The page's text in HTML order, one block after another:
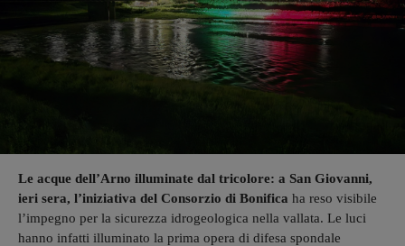
Le acque dell’Arno illuminate dal tricolore: a San Giovanni,
ieri sera, l’iniziativa del Consorzio di Bonifica ha reso visibile
l’impegno per la sicurezza idrogeologica nella vallata. Le luci
hanno infatti illuminato la prima opera di difesa spondale